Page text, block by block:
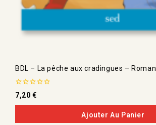
BDL – La pêche aux cradingues – Roman
0
de
5
7,20 €
Ajouter Au Panier